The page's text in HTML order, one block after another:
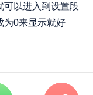
可以进入到设置段
为0来显示就好